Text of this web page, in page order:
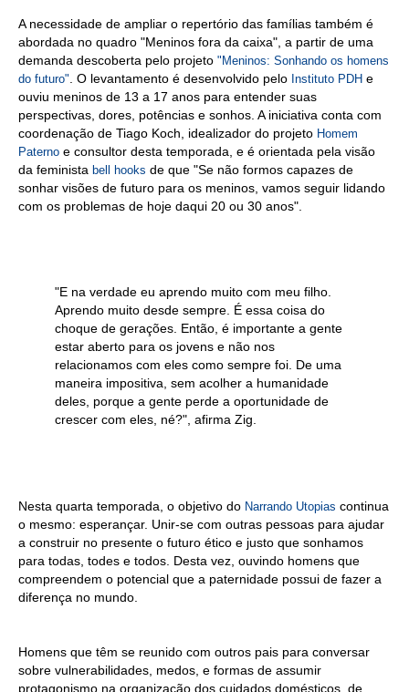
A necessidade de ampliar o repertório das famílias também é
abordada no quadro "Meninos fora da caixa", a partir de uma
demanda descoberta pelo projeto "Meninos: Sonhando os homens
do futuro" . O levantamento é desenvolvido pelo Instituto PDH e
ouviu meninos de 13 a 17 anos para entender suas
perspectivas, dores, potências e sonhos. A iniciativa conta com
coordenação de Tiago Koch, idealizador do projeto Homem
Paterno e consultor desta temporada, e é orientada pela visão
da feminista bell hooks de que "Se não formos capazes de
sonhar visões de futuro para os meninos, vamos seguir lidando
com os problemas de hoje daqui 20 ou 30 anos".
"E na verdade eu aprendo muito com meu filho.
Aprendo muito desde sempre. É essa coisa do
choque de gerações. Então, é importante a gente
estar aberto para os jovens e não nos
relacionamos com eles como sempre foi. De uma
maneira impositiva, sem acolher a humanidade
deles, porque a gente perde a oportunidade de
crescer com eles, né?", afirma Zig.
Nesta quarta temporada, o objetivo do Narrando Utopias continua
o mesmo: esperançar. Unir-se com outras pessoas para ajudar
a construir no presente o futuro ético e justo que sonhamos
para todas, todes e todos. Desta vez, ouvindo homens que
compreendem o potencial que a paternidade possui de fazer a
diferença no mundo.
Homens que têm se reunido com outros pais para conversar
sobre vulnerabilidades, medos, e formas de assumir
protagonismo na organização dos cuidados domésticos, de